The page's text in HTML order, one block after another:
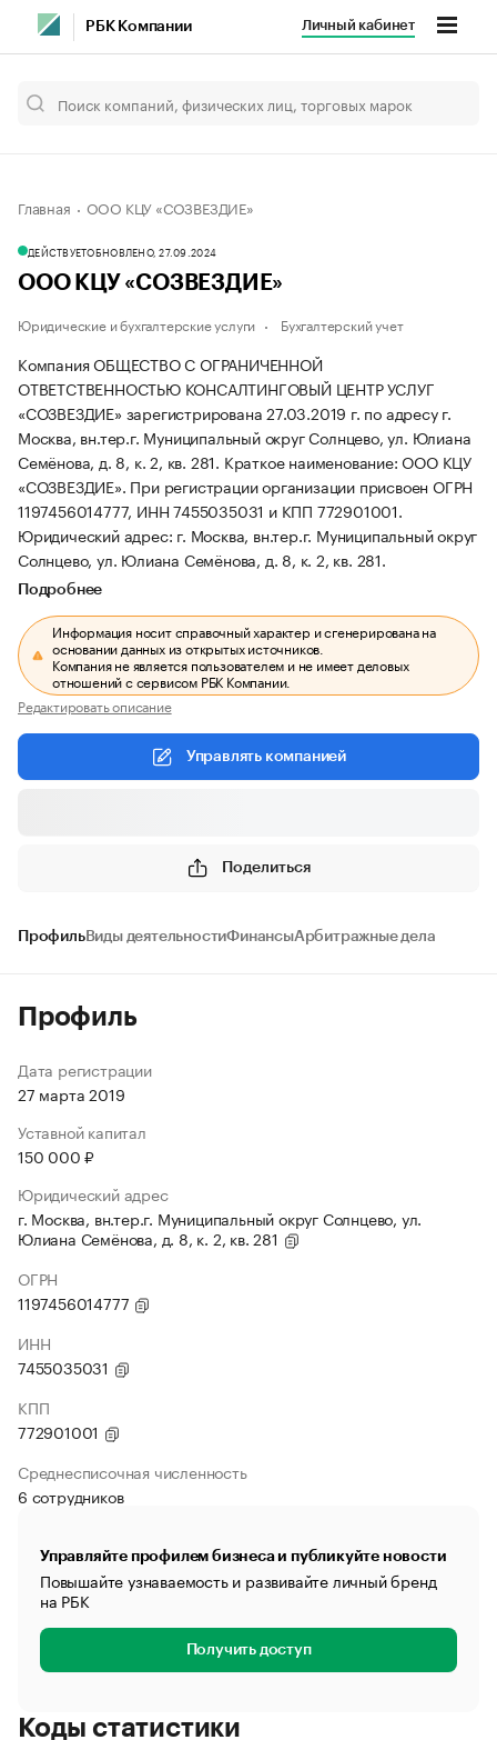
РБК Компании Личный кабинет
Главная ООО КЦУ «СОЗВЕЗДИЕ»
ДЕЙСТВУЕТОБНОВЛЕНО, 27.09.2024
ООО КЦУ «СОЗВЕЗДИЕ»
Юридические и бухгалтерские услуги Бухгалтерский учет
Компания ОБЩЕСТВО С ОГРАНИЧЕННОЙ
ОТВЕТСТВЕННОСТЬЮ КОНСАЛТИНГОВЫЙ ЦЕНТР УСЛУГ
«СОЗВЕЗДИЕ» зарегистрирована 27.03.2019 г. по адресу г.
Москва, вн.тер.г. Муниципальный округ Солнцево, ул. Юлиана
Семёнова, д. 8, к. 2, кв. 281. Краткое наименование: ООО КЦУ
«СОЗВЕЗДИЕ». При регистрации организации присвоен ОГРН
1197456014777, ИНН 7455035031 и КПП 772901001.
Юридический адрес: г. Москва, вн.тер.г. Муниципальный округ
Солнцево, ул. Юлиана Семёнова, д. 8, к. 2, кв. 281.
Подробнее
Информация носит справочный характер и сгенерирована на
основании данных из открытых источников.
Компания не является пользователем и не имеет деловых
отношений с сервисом РБК Компании.
Редактировать описание
Управлять компанией
Поделиться
ПрофильВиды деятельностиФинансыАрбитражные дела
Профиль
Дата регистрации
27 марта 2019
Уставной капитал
150 000 ₽
Юридический адрес
г. Москва, вн.тер.г. Муниципальный округ Солнцево, ул.
Юлиана Семёнова, д. 8, к. 2, кв. 281
ОГРН
1197456014777
ИНН
7455035031
КПП
772901001
Среднесписочная численность
6 сотрудников
Управляйте профилем бизнеса и публикуйте новости
Повышайте узнаваемость и развивайте личный бренд
на РБК
Получить доступ
Коды статистики